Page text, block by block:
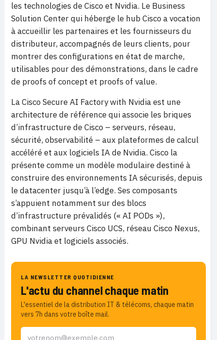
les technologies de Cisco et Nvidia. Le Business
Solution Center qui héberge le hub Cisco a vocation
à accueillir les partenaires et les fournisseurs du
distributeur, accompagnés de leurs clients, pour
montrer des configurations en état de marche,
utilisables pour des démonstrations, dans le cadre
de proofs of concept et proofs of value.
La Cisco Secure AI Factory with Nvidia est une
architecture de référence qui associe les briques
d’infrastructure de Cisco – serveurs, réseau,
sécurité, observabilité – aux plateformes de calcul
accéléré et aux logiciels IA de Nvidia. Cisco la
présente comme un modèle modulaire destiné à
construire des environnements IA sécurisés, depuis
le datacenter jusqu’à l’edge. Ses composants
s’appuient notamment sur des blocs
d’infrastructure prévalidés (« AI PODs »),
combinant serveurs Cisco UCS, réseau Cisco Nexus,
GPU Nvidia et logiciels associés.
LA NEWSLETTER QUOTIDIENNE
L'actu du channel chaque matin
L'essentiel de la distribution IT & télécoms, chaque matin
vers 7h dans votre boîte mail.